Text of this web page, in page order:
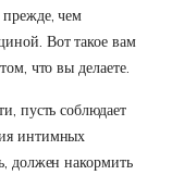
прежде, чем
Вот такое вам
что вы делаете.
пусть соблюдает
интимных
должен накормить